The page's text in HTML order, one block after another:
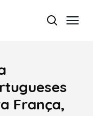
França,